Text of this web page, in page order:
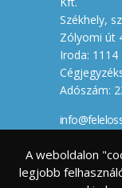
Székhely,
Zólyomi út
Iroda: 1114
Adószám:
A weboldalon
legjobb